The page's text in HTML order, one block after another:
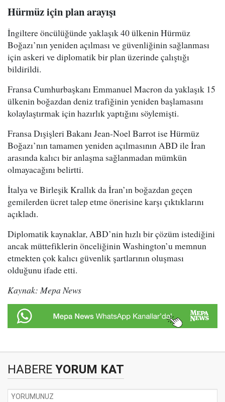
Hürmüz için plan arayışı
İngiltere öncülüğünde yaklaşık 40 ülkenin Hürmüz
Boğazı’nın yeniden açılması ve güvenliğinin sağlanması
için askeri ve diplomatik bir plan üzerinde çalıştığı
bildirildi.
Fransa Cumhurbaşkanı Emmanuel Macron da yaklaşık 15
ülkenin boğazdan deniz trafiğinin yeniden başlamasını
kolaylaştırmak için hazırlık yaptığını söylemişti.
Fransa Dışişleri Bakanı Jean-Noel Barrot ise Hürmüz
Boğazı’nın tamamen yeniden açılmasının ABD ile İran
arasında kalıcı bir anlaşma sağlanmadan mümkün
olmayacağını belirtti.
İtalya ve Birleşik Krallık da İran’ın boğazdan geçen
gemilerden ücret talep etme önerisine karşı çıktıklarını
açıkladı.
Diplomatik kaynaklar, ABD’nin hızlı bir çözüm istediğini
ancak müttefiklerin önceliğinin Washington’u memnun
etmekten çok kalıcı güvenlik şartlarının oluşması
olduğunu ifade etti.
Kaynak: Mepa News
HABERE YORUM KAT